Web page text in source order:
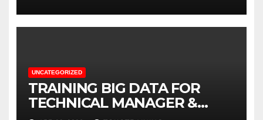
UNCATEGORIZED
TRAINING BIG DATA FOR
TECHNICAL MANAGER &